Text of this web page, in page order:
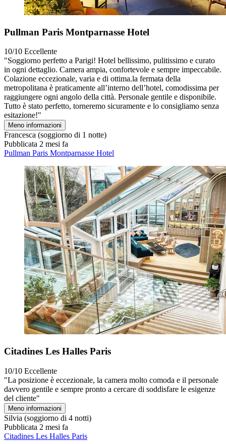
Pullman Paris Montparnasse Hotel
10/10 Eccellente
"Soggiorno perfetto a Parigi! Hotel bellissimo, pulitissimo e curato
in ogni dettaglio. Camera ampia, confortevole e sempre impeccabile.
Colazione eccezionale, varia e di ottima.la fermata della
metropolitana è praticamente all’interno dell’hotel, comodissima per
raggiungere ogni angolo della città. Personale gentile e disponibile.
Tutto è stato perfetto, torneremo sicuramente e lo consigliamo senza
esitazione!"
Meno informazioni
Francesca (soggiorno di 1 notte)
Pubblicata 2 mesi fa
Pullman Paris Montparnasse Hotel
Citadines Les Halles Paris
10/10 Eccellente
"La posizione è eccezionale, la camera molto comoda e il personale
davvero gentile e sempre pronto a cercare di soddisfare le esigenze
del cliente"
Meno informazioni
Silvia (soggiorno di 4 notti)
Pubblicata 2 mesi fa
Citadines Les Halles Paris